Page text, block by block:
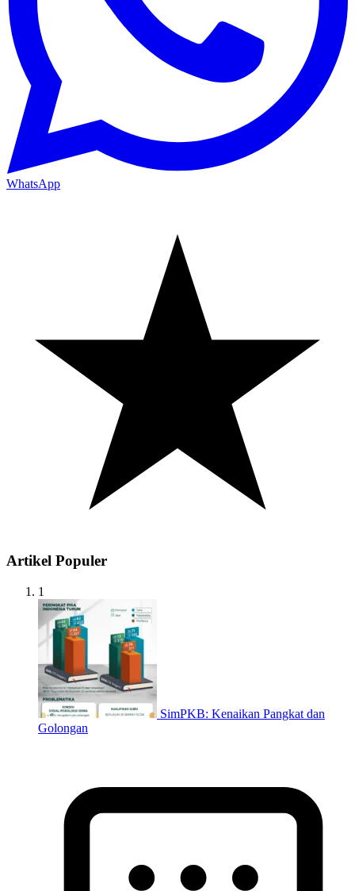
WhatsApp
Artikel Populer
1
SimPKB: Kenaikan Pangkat dan
Golongan